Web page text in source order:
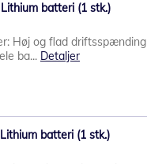
batteri (1 stk.)
Høj og flad driftsspænding
ba... Detaljer
batteri (1 stk.)